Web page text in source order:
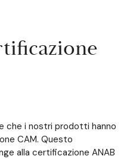
che i nostri prodotti hanno
CAM. Questo
alla certificazione ANAB